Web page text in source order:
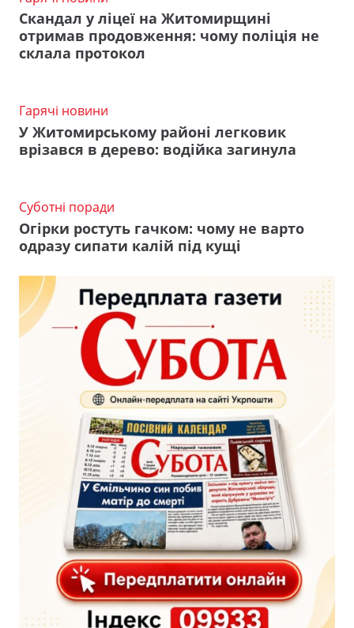
Скандал у ліцеї на Житомирщині
отримав продовження: чому поліція не
склала протокол
Гарячі новини
У Житомирському районі легковик
врізався в дерево: водійка загинула
Суботні поради
Огірки ростуть гачком: чому не варто
одразу сипати калій під кущі